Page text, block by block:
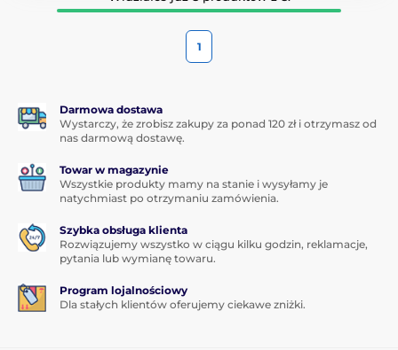
1
Darmowa dostawa
Wystarczy, że zrobisz zakupy za ponad 120 zł i otrzymasz od
nas darmową dostawę.
Towar w magazynie
Wszystkie produkty mamy na stanie i wysyłamy je
natychmiast po otrzymaniu zamówienia.
Szybka obsługa klienta
Rozwiązujemy wszystko w ciągu kilku godzin, reklamacje,
pytania lub wymianę towaru.
Program lojalnościowy
Dla stałych klientów oferujemy ciekawe zniżki.